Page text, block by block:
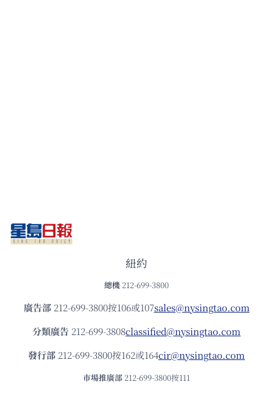
紐約
總機 212-699-3800
廣告部212-699-3800按106或107sales@nysingtao.com
分類廣告 212-699-3808classified@nysingtao.com
發⾏部 212-699-3800按162或164cir@nysingtao.com
市場推廣部 212-699-3800按111